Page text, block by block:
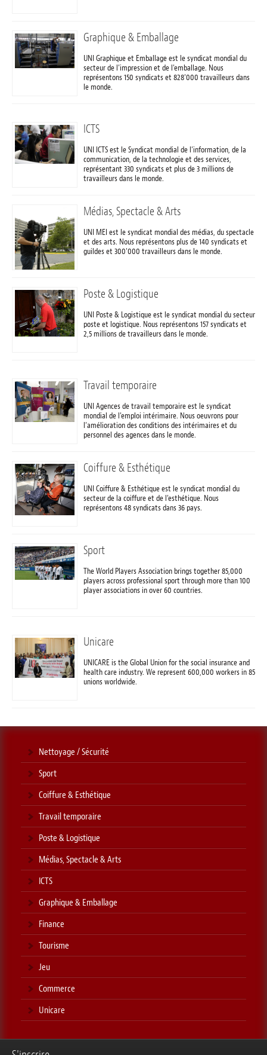
Graphique & Emballage
UNI Graphique et Emballage est le syndicat mondial du
secteur de l’impression et de l’emballage. Nous
représentons 150 syndicats et 828'000 travailleurs dans
le monde.
ICTS
UNI ICTS est le Syndicat mondial de l’information, de la
communication, de la technologie et des services,
représentant 330 syndicats et plus de 3 millions de
travailleurs dans le monde.
Médias, Spectacle & Arts
UNI MEI est le syndicat mondial des médias, du spectacle
et des arts. Nous représentons plus de 140 syndicats et
guildes et 300'000 travailleurs dans le monde.
Poste & Logistique
UNI Poste & Logistique est le syndicat mondial du secteur
poste et logistique. Nous représentons 157 syndicats et
2,5 millions de travailleurs dans le monde.
Travail temporaire
UNI Agences de travail temporaire est le syndicat
mondial de l’emploi intérimaire. Nous oeuvrons pour
l’amélioration des conditions des intérimaires et du
personnel des agences dans le monde.
Coiffure & Esthétique
UNI Coiffure & Esthétique est le syndicat mondial du
secteur de la coiffure et de l’esthétique. Nous
représentons 48 syndicats dans 36 pays.
Sport
The World Players Association brings together 85,000
players across professional sport through more than 100
player associations in over 60 countries.
Unicare
UNICARE is the Global Union for the social insurance and
health care industry. We represent 600,000 workers in 85
unions worldwide.
Nettoyage / Sécurité
Sport
Coiffure & Esthétique
Travail temporaire
Poste & Logistique
Médias, Spectacle & Arts
ICTS
Graphique & Emballage
Finance
Tourisme
Jeu
Commerce
Unicare